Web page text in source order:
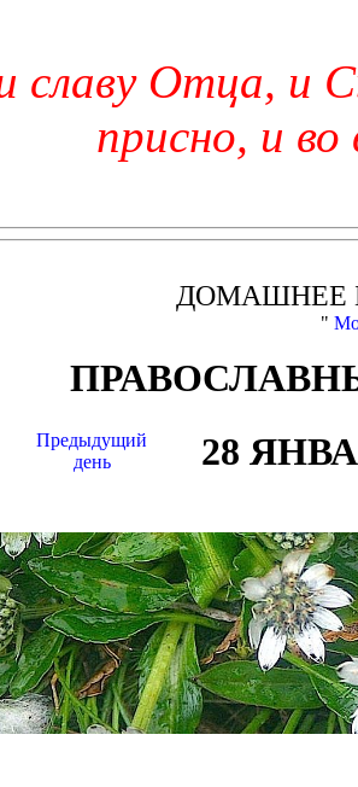
славу Отца, и
присно, и во
ДОМАШНЕЕ
"
Предыдущий
день
28